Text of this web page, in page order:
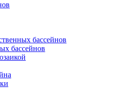
бассейнов
бассейнов